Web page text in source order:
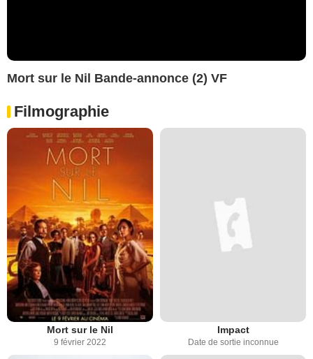
Mort sur le Nil Bande-annonce (2) VF
Filmographie
Mort sur le Nil
9 février 2022
Impact
Date de sortie inconnue